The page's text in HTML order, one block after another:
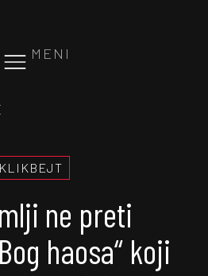
MENI
KLIKBEJT
ne preti
haosa“ koji